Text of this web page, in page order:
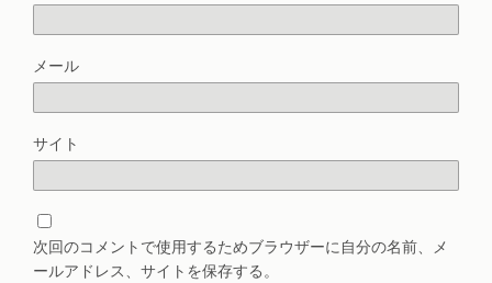
メール
サイト
次回のコメントで使用するためブラウザーに自分の名前、メ
ールアドレス、サイトを保存する。